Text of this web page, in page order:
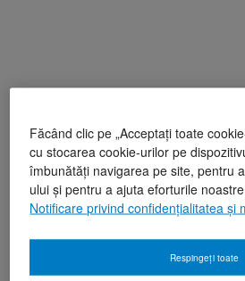
Făcând clic pe „Acceptați toate
cu stocarea cookie-urilor pe
îmbunătăți navigarea pe site, pentru
ului și pentru a ajuta eforturile
Notificare privind confidențialitatea și
Respingeți toate